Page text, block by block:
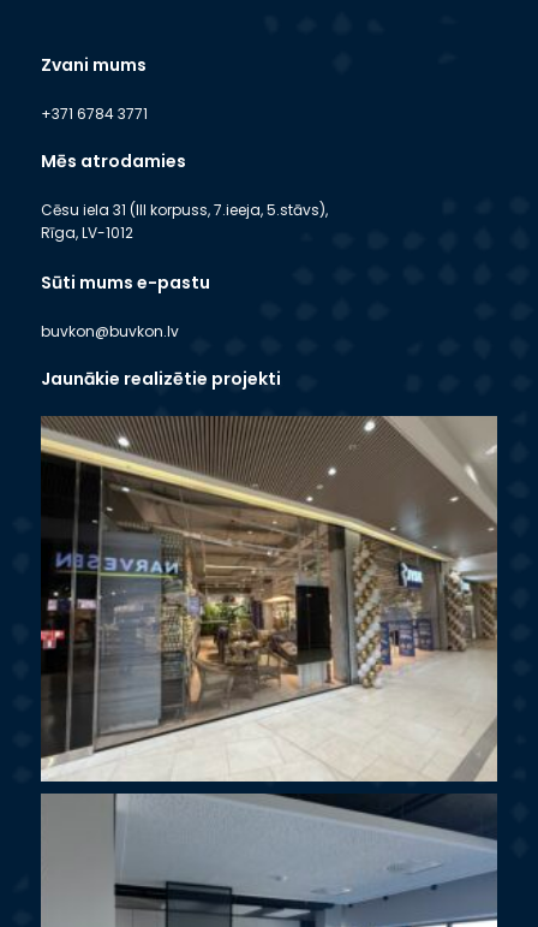
Zvani mums
+371 6784 3771
Mēs atrodamies
Cēsu iela 31 (III korpuss, 7.ieeja, 5.stāvs),
Rīga, LV-1012
Sūti mums e-pastu
buvkon@buvkon.lv
Jaunākie realizētie projekti